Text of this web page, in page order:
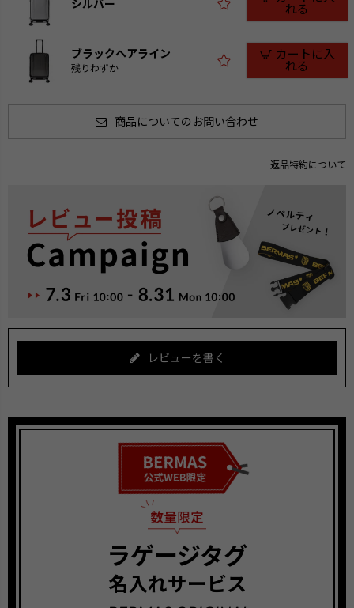
シルバー
れる
ブラックヘアライン
残りわずか
カートに入
れる
商品についてのお問い合わせ
返品特約について
レビューを書く
ラゲージタグ
名入れサービス